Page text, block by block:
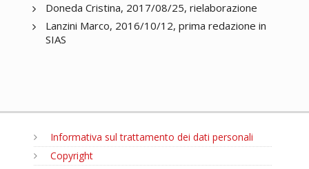
Doneda Cristina, 2017/08/25, rielaborazione
Lanzini Marco, 2016/10/12, prima redazione in
SIAS
Informativa sul trattamento dei dati personali
Copyright